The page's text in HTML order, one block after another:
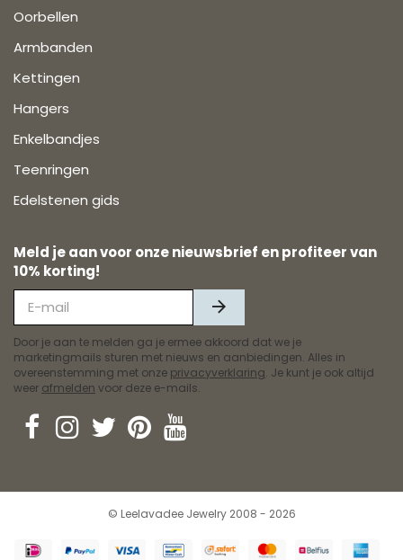
Oorbellen
Armbanden
Kettingen
Hangers
Enkelbandjes
Teenringen
Edelstenen gids
Meld je aan voor onze nieuwsbrief en profiteer van
10% korting!
Door je aan te melden ga je ermee akkoord dat we je
marketingmails sturen met nieuws en aanbiedingen. Alles in
overeenstemming met onze privacyverklaring. Je kunt je ook altijd
weer afmelden voor deze e-mails.
© Leelavadee Jewelry 2008 - 2026